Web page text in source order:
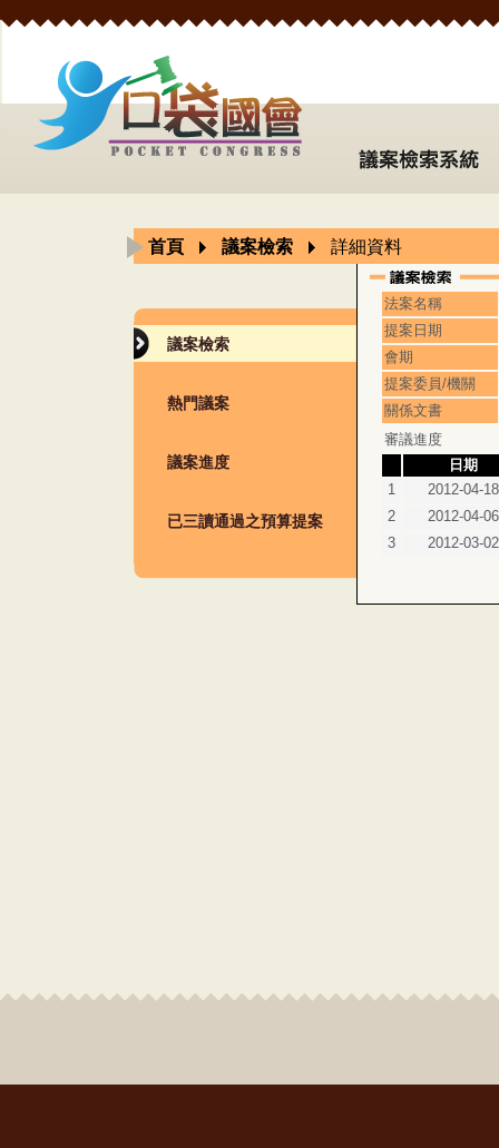
首頁 議案檢索 詳細資料
議案檢索
熱門議案
議案進度
已三讀通過之預算提案
法案名稱
提案日期
會期
提案委員/機關
關係文書
審議進度
日期
1
2012-04-18
2
2012-04-06
3
2012-03-02